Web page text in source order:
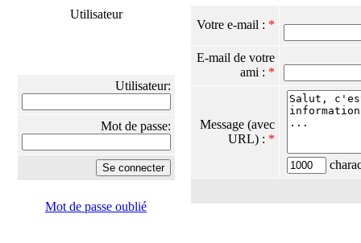
Utilisateur
Utilisateur:
Mot de passe:
Mot de passe oublié
Votre e-mail : *
E-mail de votre
ami : *
Message (avec
URL) : *